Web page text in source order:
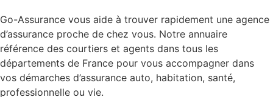
Go-Assurance vous aide à trouver rapidement une agence
d’assurance proche de chez vous. Notre annuaire
référence des courtiers et agents dans tous les
départements de France pour vous accompagner dans
vos démarches d’assurance auto, habitation, santé,
professionnelle ou vie.